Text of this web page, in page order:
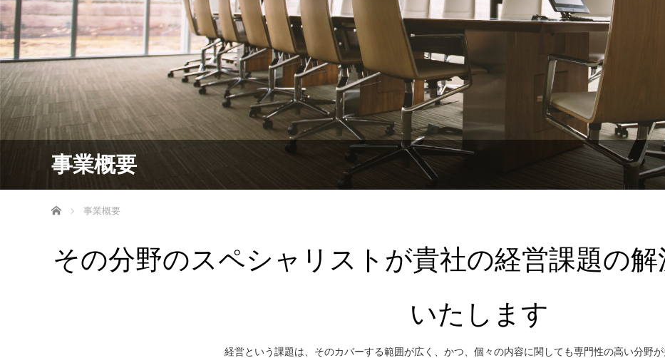
事業概要
ホーム 事業概要
その分野のスペシャリストが貴社の経営課題の
いたします
経営という課題は、そのカバーする範囲が広く、かつ、個々の内容に関しても専門性の高い分野が